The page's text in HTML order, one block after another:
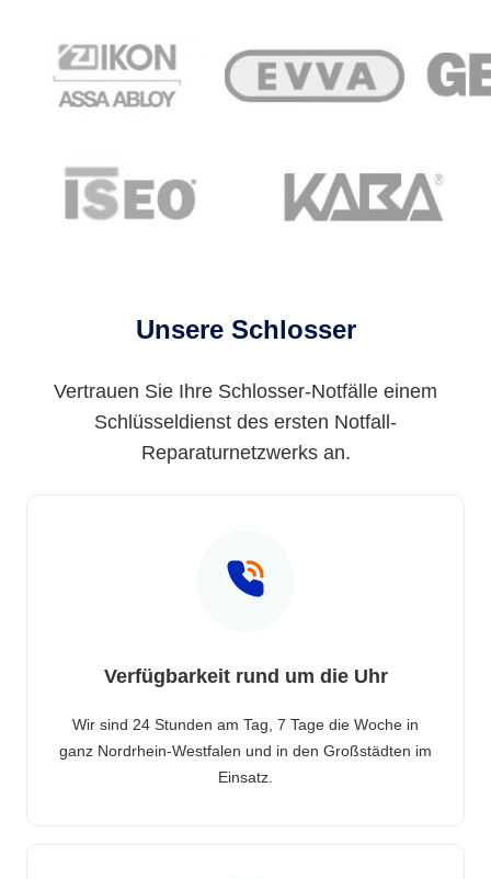
Unsere Schlosser
Vertrauen Sie Ihre Schlosser-Notfälle einem
Schlüsseldienst des ersten Notfall-
Reparaturnetzwerks an.
Verfügbarkeit rund um die Uhr
Wir sind 24 Stunden am Tag, 7 Tage die Woche in
ganz Nordrhein-Westfalen und in den Großstädten im
Einsatz.